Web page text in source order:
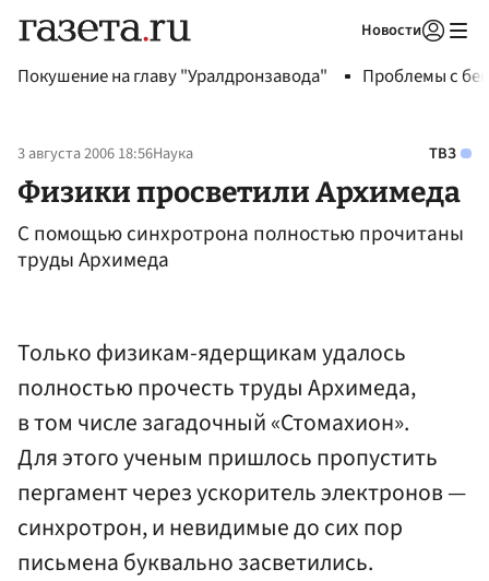
Новости
Покушение на главу "Уралдронзавода" Проблемы с
3 августа 2006 18:56Наука ТВЗ
Физики просветили Архимеда
С помощью синхротрона полностью прочитаны
труды Архимеда
Только физикам-ядерщикам удалось
полностью прочесть труды Архимеда,
в том числе загадочный «Стомахион».
Для этого ученым пришлось пропустить
пергамент через ускоритель электронов —
синхротрон, и невидимые до сих пор
письмена буквально засветились.